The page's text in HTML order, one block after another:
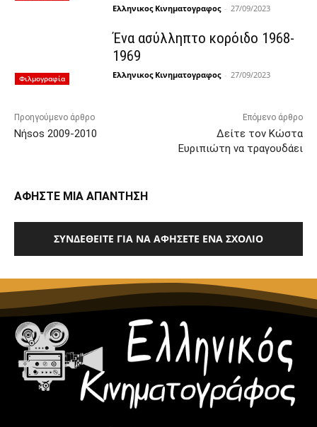
Ελληνικος Κινηματογραφος - 27/09/2023
Φιλμογραφία
Ένα ασύλληπτο κορόιδο 1968-
1969
Ελληνικος Κινηματογραφος - 27/09/2023
Προηγούμενο άρθρο
Νήsos 2009-2010
Επόμενο άρθρο
Δείτε τον Κώστα
Ευριπιώτη να τραγουδάει
ΑΦΗΣΤΕ ΜΙΑ ΑΠΑΝΤΗΣΗ
ΣΥΝΔΕΘΕΊΤΕ ΓΙΑ ΝΑ ΑΦΉΣΕΤΕ ΈΝΑ ΣΧΌΛΙΟ